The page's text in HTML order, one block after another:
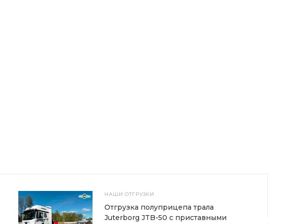
НАШИ ОТГРУЗКИ
Отгрузка полуприцепа трала
Juterborg JTB-50 с приставными